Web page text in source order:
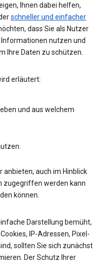
Ihnen dabei helfen,
schneller und einfacher
dass Sie als Nutzer
nutzen und
Ihre Daten zu schützen.
erläutert:
und aus welchem
anbieten, auch im Hinblick
zugegriffen werden kann
können.
Darstellung bemüht,
IP-Adressen, Pixel-
sollten Sie sich zunächst
Der Schutz Ihrer